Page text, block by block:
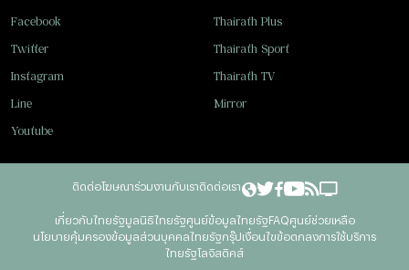
Facebook
Twitter
Instagram
Line
Youtube
Thairath Plus
Thairath Sport
Thairath TV
Mirror
ติดต่อโฆษณาร่วมงานกับเราติดต่อเรา
เกี่ยวกับไทยรัฐมูลนิธิไทยรัฐศูนย์ข้อมูลไทยรัฐFAQศูนย์ช่วยเหลือ
นโยบายคุ้มครองข้อมูลส่วนบุคคลไทยรัฐกรุ๊ปเงื่อนไขข้อตกลงการใช้บริการ
ไทยรัฐโลจิสติคส์